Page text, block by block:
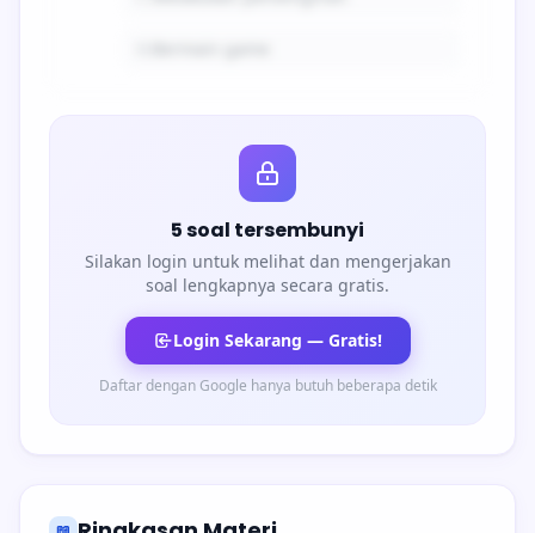
5 soal tersembunyi
Silakan login untuk melihat dan mengerjakan
soal lengkapnya secara gratis.
Login Sekarang — Gratis!
Daftar dengan Google hanya butuh beberapa detik